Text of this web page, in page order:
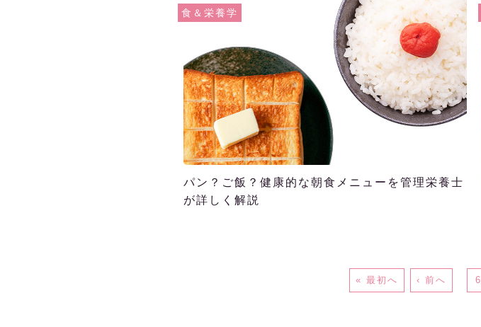
食＆栄養学
パン？ご飯？健康的な朝食メニューを管理栄養士
が詳しく解説
« 最初へ ‹ 前へ 6